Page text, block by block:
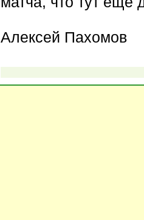
Алексей Пахомов